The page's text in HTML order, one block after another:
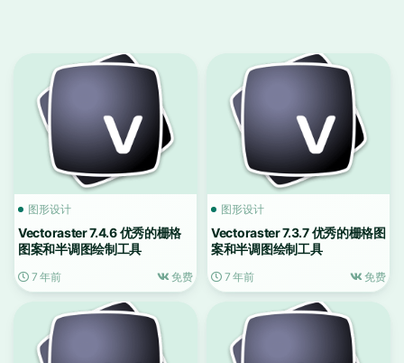
图形设计
Vectoraster 7.4.6 优秀的栅格
图案和半调图绘制工具
7 年前 免费
图形设计
Vectoraster 7.3.7 优秀的栅格图
案和半调图绘制工具
7 年前 免费